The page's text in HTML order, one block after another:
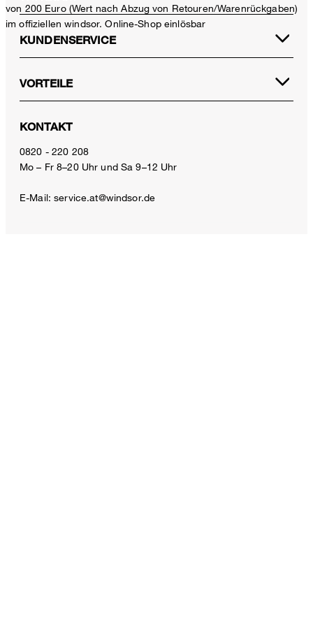
von 200 Euro (Wert nach Abzug von Retouren/Warenrückgaben)
im offiziellen windsor. Online-Shop einlösbar
KUNDENSERVICE
VORTEILE
KONTAKT
0820 - 220 208
Mo – Fr 8–20 Uhr und Sa 9–12 Uhr
E-Mail:service.at@windsor.de